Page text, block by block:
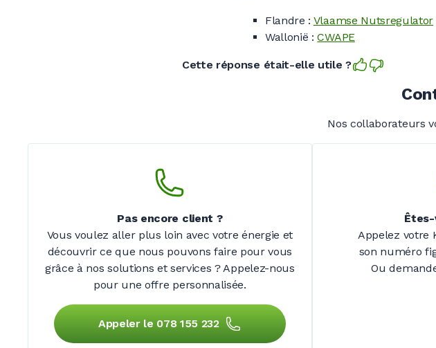
Flandre : Vlaamse Nutsregulator
Wallonië :CWAPE
Cette réponse était-elle utile ?
Nos collaborateurs
Pas encore client ?
Vous voulez aller plus loin avec votre énergie et
découvrir ce que nous pouvons faire pour vous
grâce à nos solutions et services ? Appelez-nous
pour une offre personnalisée.
Appeler le 078 155 232
Appelez votre
son numéro
Ou